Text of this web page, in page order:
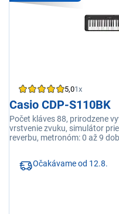
5,01x
Casio CDP-S110BK
Počet kláves 88, prirodzene
vrstvenie zvuku, simulátor
reverbu, metronóm: 0 až 9
Očakávame od 12.8.